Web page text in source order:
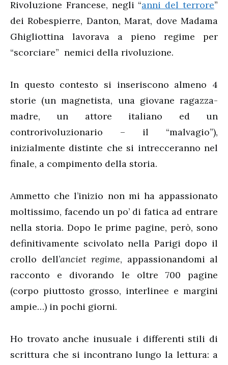
Rivoluzione Francese, negli “anni del terrore”
dei Robespierre, Danton, Marat, dove Madama
Ghigliottina lavorava a pieno regime per
“scorciare” nemici della rivoluzione.
In questo contesto si inseriscono almeno 4
storie (un magnetista, una giovane ragazza-
madre, un attore italiano ed un
controrivoluzionario – il “malvagio”),
inizialmente distinte che si intrecceranno nel
finale, a compimento della storia.
Ammetto che l’inizio non mi ha appassionato
moltissimo, facendo un po’ di fatica ad entrare
nella storia. Dopo le prime pagine, però, sono
definitivamente scivolato nella Parigi dopo il
crollo dell’anciet regime, appassionandomi al
racconto e divorando le oltre 700 pagine
(corpo piuttosto grosso, interlinee e margini
ampie…) in pochi giorni.
Ho trovato anche inusuale i differenti stili di
scrittura che si incontrano lungo la lettura: a